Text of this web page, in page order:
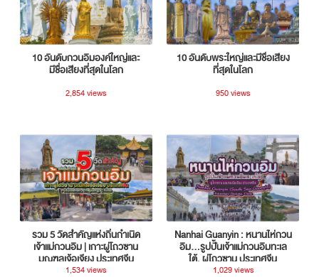
10 อันดับกวนอิมองค์ใหญ่และ
มีชื่อเสียงที่สุดในโลก
2,854 views
10 อันดับพระใหญ่และมีชื่อเสียง
ที่สุดในโลก
950 views
รวม 5 วัดสำคัญแห่งถิ่นกำเนิด
เจ้าแม่กวนอิม | เกาะผู่โถวซาน
มณฑลเจ้อเจียง ประเทศจีน
1,534 views
Nanhai Guanyin : หนานไห่กวน
อิม...รูปปั้นเจ้าแม่กวนอิมทะเล
ใต้, ผู่โถวซาน ประเทศจีน
1,029 views